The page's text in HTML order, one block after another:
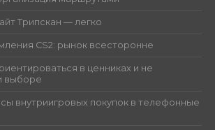
Трипскан — легко
CS2: рынок всесторонне
в ценниках и не
выборе
внутриигровых покупок в телефонные